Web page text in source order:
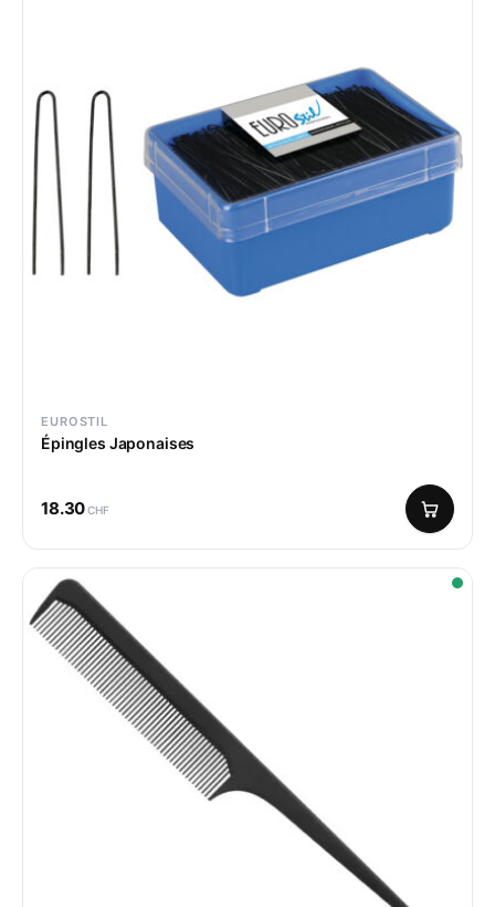
EUROSTIL
Épingles Japonaises
18.30CHF